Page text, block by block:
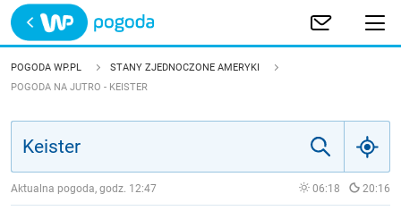
Trwa ładowanie
POLSKA
JAKOŚĆ POWIETRZA
POGODA WP.PL
STANY ZJEDNOCZONE AMERYKI
POGODA NA JUTRO - KEISTER
Aktualna pogoda, godz. 12:47 06:18 20:16